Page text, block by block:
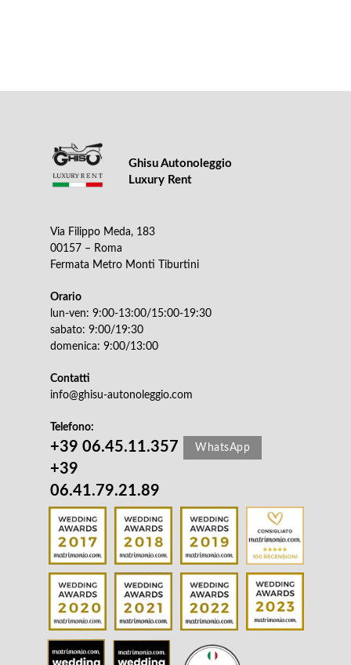
Via Filippo Meda, 183
00157 – Roma
Fermata Metro Monti Tiburtini
Orario
lun-ven: 9:00-13:00/15:00-19:30
sabato: 9:00/19:30
domenica: 9:00/13:00
Contatti
info@ghisu-autonoleggio.com
Telefono:
WhatsApp
Ghisu Autonoleggio
Luxury Rent
+39 06.45.11.357
+39
06.41.79.21.89